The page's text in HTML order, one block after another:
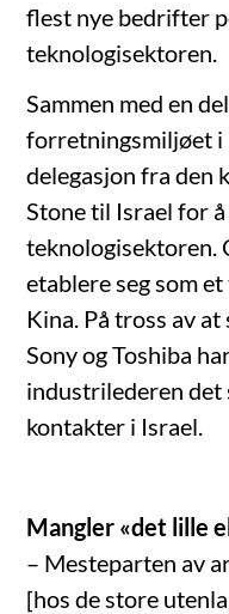
flest nye bedrifter
teknologisektoren.
Sammen med en
forretningsmiljøet i
delegasjon fra den
Stone til Israel for
teknologisektoren.
etablere seg som
Kina. På tross av at
Sony og Toshiba
industrilederen
kontakter i Israel.
Mangler «det lille
– Mesteparten av
[hos de store